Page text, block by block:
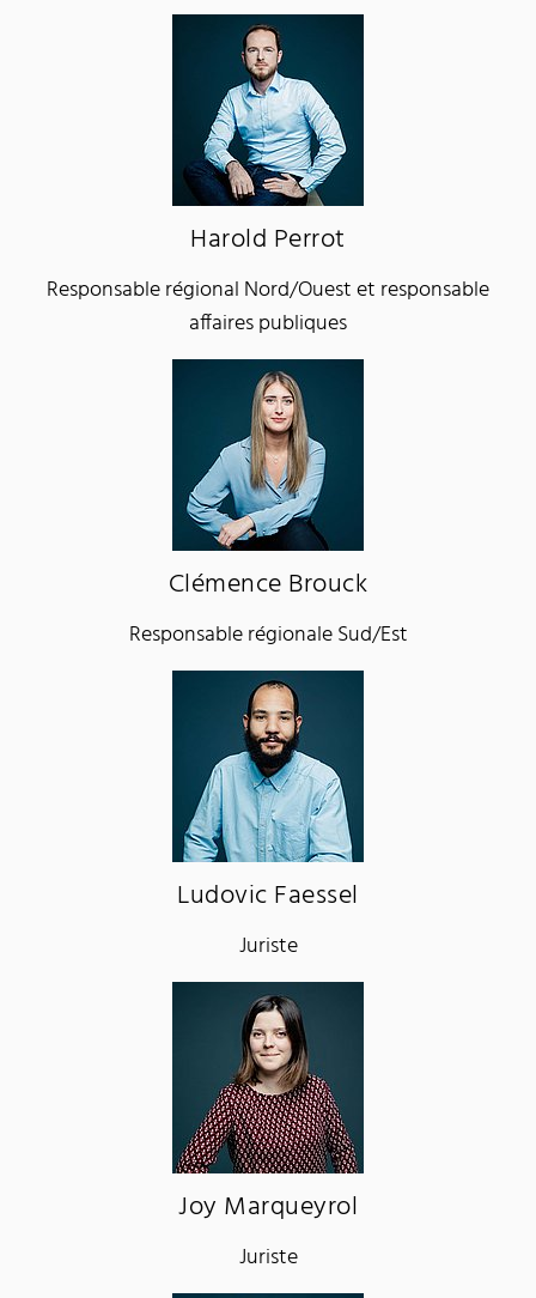
Harold Perrot
Responsable régional Nord/Ouest et responsable
affaires publiques
Clémence Brouck
Responsable régionale Sud/Est
Ludovic Faessel
Juriste
Joy Marqueyrol
Juriste